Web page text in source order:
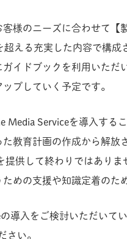
様のニーズに合わせて
える充実した内容で構
イドブックを利用いた
プしていく予定です。
Media Serviceを導入する
教育計画の作成から解
提供して終わりではあり
めの支援や知識定着のた
導入をご検討いただいて
さい。